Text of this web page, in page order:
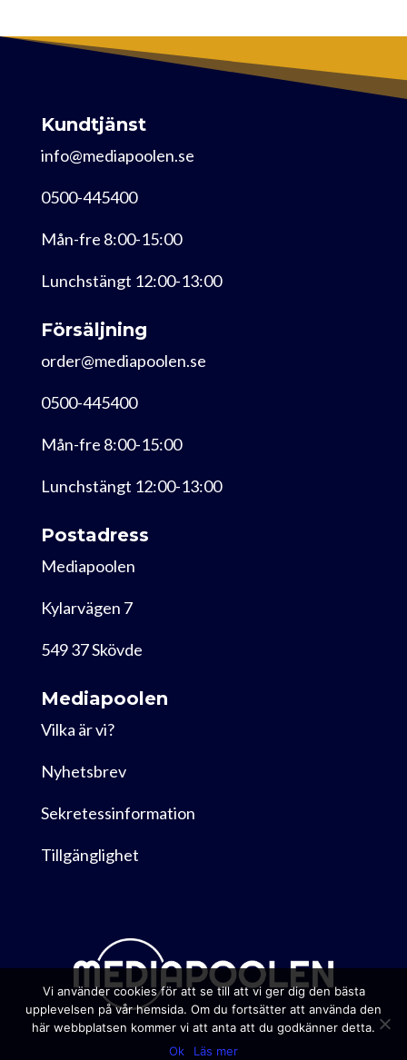
Kundtjänst
info@mediapoolen.se
0500-445400
Mån-fre 8:00-15:00
Lunchstängt 12:00-13:00
Försäljning
order@mediapoolen.se
0500-445400
Mån-fre 8:00-15:00
Lunchstängt 12:00-13:00
Postadress
Mediapoolen
Kylarvägen 7
549 37 Skövde
Mediapoolen
Vilka är vi?
Nyhetsbrev
Sekretessinformation
Tillgänglighet
Vi använder cookies för att se till att vi ger dig den bästa
upplevelsen på vår hemsida. Om du fortsätter att använda den
här webbplatsen kommer vi att anta att du godkänner detta.
Ok
Läs mer